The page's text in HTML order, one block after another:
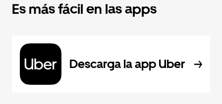
Es más fácil en las apps
Descarga la app Uber